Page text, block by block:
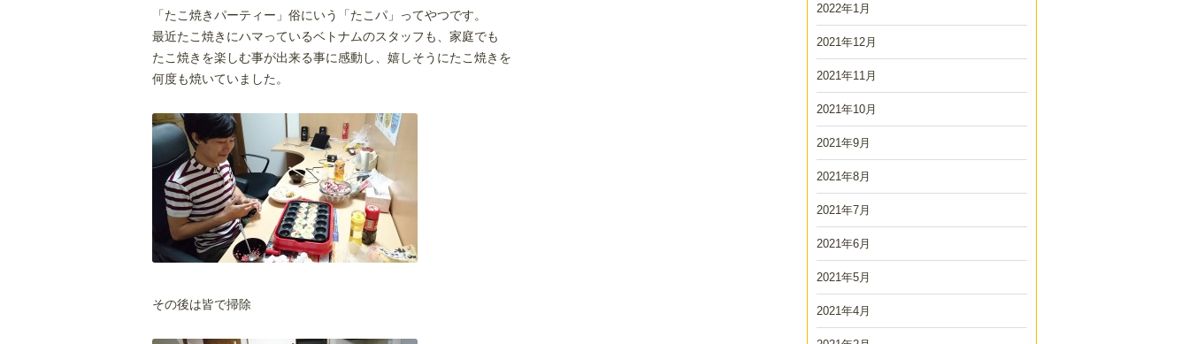
「たこ焼きパーティー」俗にいう「たこパ」ってやつです。
最近たこ焼きにハマっているベトナムのスタッフも、家庭でも
たこ焼きを楽しむ事が出来る事に感動し、嬉しそうにたこ焼きを
何度も焼いていました。
その後は皆で掃除
2022年1月
2021年12月
2021年11月
2021年10月
2021年9月
2021年8月
2021年7月
2021年6月
2021年5月
2021年4月